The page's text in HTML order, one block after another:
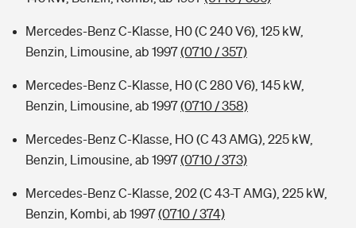
Mercedes-Benz C-Klasse, H0 (C 240 V6), 125 kW,
Benzin, Limousine, ab 1997(0710 / 357)
Mercedes-Benz C-Klasse, H0 (C 280 V6), 145 kW,
Benzin, Limousine, ab 1997(0710 / 358)
Mercedes-Benz C-Klasse, HO (C 43 AMG), 225 kW,
Benzin, Limousine, ab 1997(0710 / 373)
Mercedes-Benz C-Klasse, 202 (C 43-T AMG), 225 kW,
Benzin, Kombi, ab 1997(0710 / 374)